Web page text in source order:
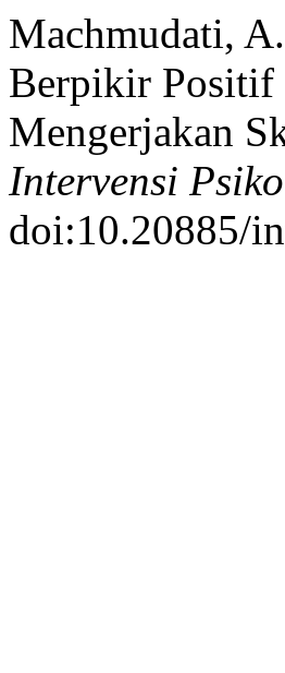
Machmudati,
Berpikir Positif
Mengerjakan
Intervensi
doi:10.20885/